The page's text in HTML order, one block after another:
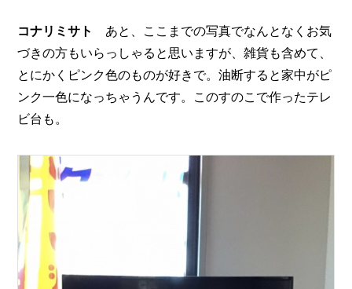
コナリミサト
あと、ここまでの写真でなんとなくお気
づきの方もいらっしゃると思いますが、雑貨も含めて、
とにかくピンク色のものが好きで。油断すると家中がピ
ンク一色になっちゃうんです。このすのこで作ったテレ
ビ台も。